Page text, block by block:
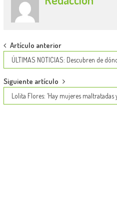
Post
navigation
Artículo anterior
ÚLTIMAS NOTICIAS: Descubren de
Siguiente artículo
Lolita Flores: ‘Hay mujeres